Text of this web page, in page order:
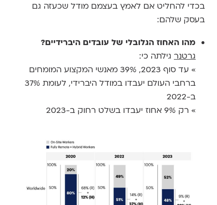
בכדי להחליט אם לאמץ בעצמם מודל שכעזה גם
בעסק שלהם:
מהו האחוז הגלובלי של עובדים היברידיים?
גרטנר גילתה כי:
» עד סוף 2023, 39% מאנשי המקצוע המומחים
ברחבי העולם יעבדו במודל היברידי, לעומת 37%
ב-2022
» רק 9% אחוז יעבדו בשלט רחוק ב-2023